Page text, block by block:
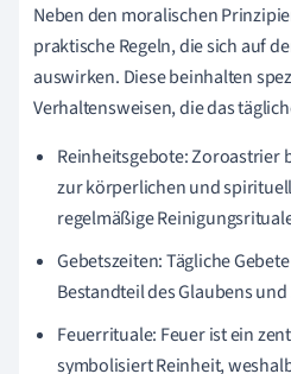
Neben den moralischen
praktische Regeln, die sich auf
auswirken. Diese beinhalten
Verhaltensweisen, die das
Reinheitsgebote: Zoroastrier
zur körperlichen und
regelmäßige
Gebetszeiten: Tägliche
Bestandteil des Glaubens
Feuerrituale: Feuer ist ein
symbolisiert Reinheit,